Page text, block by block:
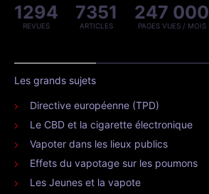
1294
REVUES
7351
ARTICLES
247 000
PAGES VUES / MOIS
Les grands sujets
Directive européenne (TPD)
Le CBD et la cigarette électronique
Vapoter dans les lieux publics
Effets du vapotage sur les poumons
Les Jeunes et la vapote